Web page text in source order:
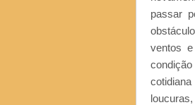
passar
ventos
condição